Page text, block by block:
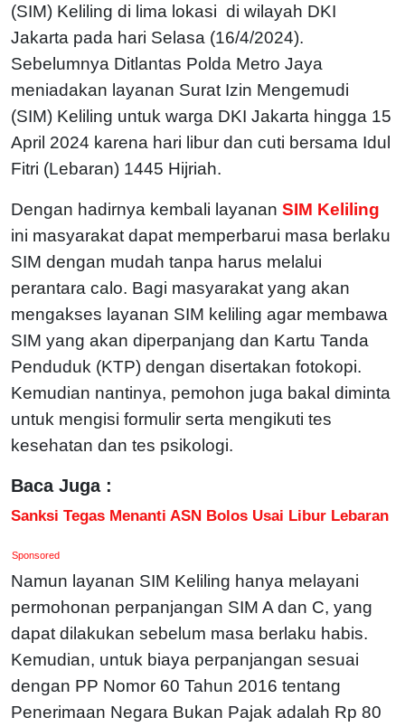
(SIM) Keliling di lima lokasi di wilayah DKI
Jakarta pada hari Selasa (16/4/2024).
Sebelumnya Ditlantas Polda Metro Jaya
meniadakan layanan Surat Izin Mengemudi
(SIM) Keliling untuk warga DKI Jakarta hingga 15
April 2024 karena hari libur dan cuti bersama Idul
Fitri (Lebaran) 1445 Hijriah.
Dengan hadirnya kembali layanan SIM Keliling
ini masyarakat dapat memperbarui masa berlaku
SIM dengan mudah tanpa harus melalui
perantara calo. Bagi masyarakat yang akan
mengakses layanan SIM keliling agar membawa
SIM yang akan diperpanjang dan Kartu Tanda
Penduduk (KTP) dengan disertakan fotokopi.
Kemudian nantinya, pemohon juga bakal diminta
untuk mengisi formulir serta mengikuti tes
kesehatan dan tes psikologi.
Baca Juga :
Sanksi Tegas Menanti ASN Bolos Usai Libur Lebaran
Sponsored
Namun layanan SIM Keliling hanya melayani
permohonan perpanjangan SIM A dan C, yang
dapat dilakukan sebelum masa berlaku habis.
Kemudian, untuk biaya perpanjangan sesuai
dengan PP Nomor 60 Tahun 2016 tentang
Penerimaan Negara Bukan Pajak adalah Rp 80